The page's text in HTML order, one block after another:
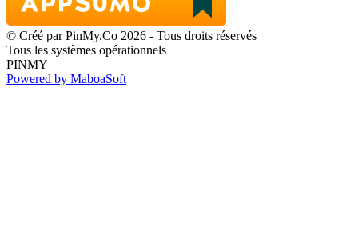
© Créé par PinMy.Co 2026 - Tous droits réservés
Tous les systèmes opérationnels
PINMY
Powered by MaboaSoft